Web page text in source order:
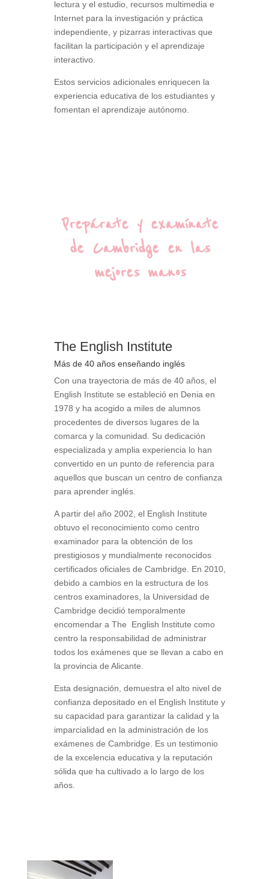
lectura y el estudio, recursos multimedia e
Internet para la investigación y práctica
independiente, y pizarras interactivas que
facilitan la participación y el aprendizaje
interactivo.
Estos servicios adicionales enriquecen la
experiencia educativa de los estudiantes y
fomentan el aprendizaje autónomo.
Prepárate y examínate
de Cambridge en las
mejores manos
The English Institute
Más de 40 años enseñando inglés
Con una trayectoria de más de 40 años, el
English Institute se estableció en Denia en
1978 y ha acogido a miles de alumnos
procedentes de diversos lugares de la
comarca y la comunidad. Su dedicación
especializada y amplia experiencia lo han
convertido en un punto de referencia para
aquellos que buscan un centro de confianza
para aprender inglés.
A partir del año 2002, el English Institute
obtuvo el reconocimiento como centro
examinador para la obtención de los
prestigiosos y mundialmente reconocidos
certificados oficiales de Cambridge. En 2010,
debido a cambios en la estructura de los
centros examinadores, la Universidad de
Cambridge decidió temporalmente
encomendar a The English Institute como
centro la responsabilidad de administrar
todos los exámenes que se llevan a cabo en
la provincia de Alicante.
Esta designación, demuestra el alto nivel de
confianza depositado en el English Institute y
su capacidad para garantizar la calidad y la
imparcialidad en la administración de los
exámenes de Cambridge. Es un testimonio
de la excelencia educativa y la reputación
sólida que ha cultivado a lo largo de los
años.